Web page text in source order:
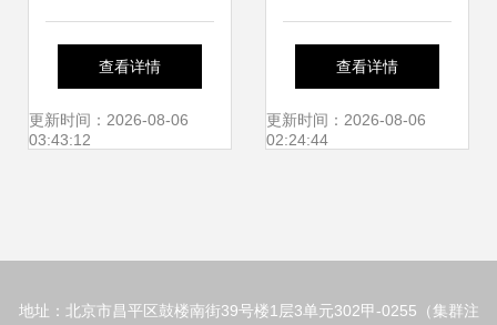
发展有限公司信息
技术咨询服务解析
查看详情
更新时间：2026-08-06
03:43:12
+时代为企业发展
助力护航
查看详情
更新时间：2026-08-06
02:24:44
地址：北京市昌平区鼓楼南街39号楼1层3单元302甲-0255（集群注